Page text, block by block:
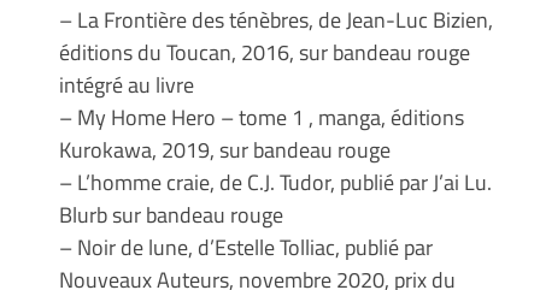
– La Frontière des ténèbres, de Jean-Luc Bizien,
éditions du Toucan, 2016, sur bandeau rouge
intégré au livre
– My Home Hero – tome 1 , manga, éditions
Kurokawa, 2019, sur bandeau rouge
– L’homme craie, de C.J. Tudor, publié par J’ai Lu.
Blurb sur bandeau rouge
– Noir de lune, d’Estelle Tolliac, publié par
Nouveaux Auteurs, novembre 2020, prix du